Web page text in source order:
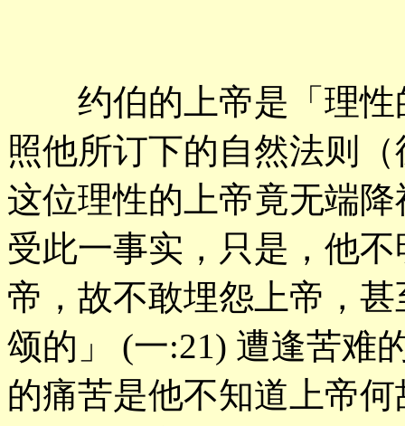
约伯的上帝是「理性
照他所订下的自然法则
这位理性的上帝竟无端
受此一事实，只是，他
帝，故不敢埋怨上帝，
颂的」 (一:21) 遭逢苦难
的痛苦是他不知道上帝